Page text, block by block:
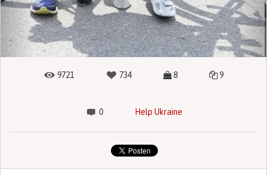
9721 734 8 9
0 Help Ukraine